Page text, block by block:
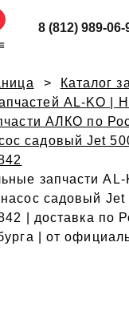
8 (812) 989-06-
Каталог
AL-KO |
АЛКО по
садовый Jet
запчасти AL-
садовый Jet
| доставка по
| от